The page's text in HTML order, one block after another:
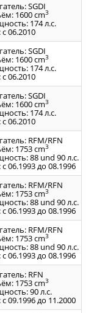
SGDI
1600 cm3
174 л.с.
с 06.2010
SGDI
1600 cm3
174 л.с.
с 06.2010
SGDI
1600 cm3
174 л.с.
с 06.2010
RFM/RFN
1753 cm3
88 und 90 л.с.
с 06.1993 до 08.1996
RFM/RFN
1753 cm3
88 und 90 л.с.
с 06.1993 до 08.1996
RFM/RFN
1753 cm3
88 und 90 л.с.
с 06.1993 до 08.1996
RFN
1753 cm3
90 л.с.
с 09.1996 до 11.2000